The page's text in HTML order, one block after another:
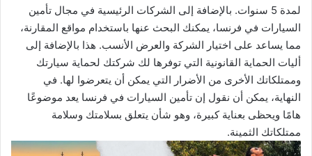
لمدة 5 سنوات. بالإضافة إلى الشركات الرئيسية في مجال تأمين
السيارات في فرنسا، يمكنك البحث عنها باستخدام مواقع المقارنة،
مما يساعد على اختيار الشركة والعرض الأنسب. هذا بالإضافة إلى
أليات الحماية القانونية التي توفرها لك شركتك لحماية سيارتك
وممتلكاتك الأخرى من الأضرار التي يمكن أن يتعرضوا لها. في
النهاية، يمكن أن نقول إن تأمين السيارات في فرنسا يعد موضوعًا
هامًا ويحظى بعناية كبيرة، وهو شأن يتعلق بسلامتك وسلامة
ممتلكاتك الثمينة.